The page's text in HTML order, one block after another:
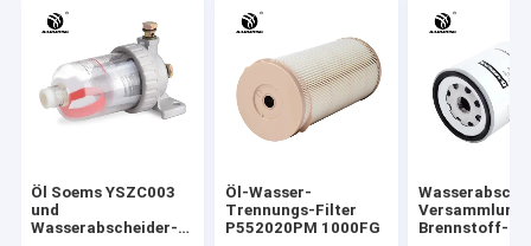
Öl Soems YSZC003
und
Wasserabscheider-
Öl-Wasser-
Trennungs-Filter
P552020PM 1000FG
Versammlung
Brennstoff-